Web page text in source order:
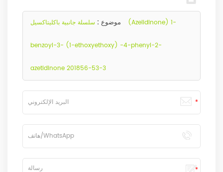
موضوع : سلسلة جانبية باكليتاكسيل (Azelidinone) 1-
benzoyl-3- (1-ethoxyethoxy) -4-phenyl-2-
azetidinone 201856-53-3